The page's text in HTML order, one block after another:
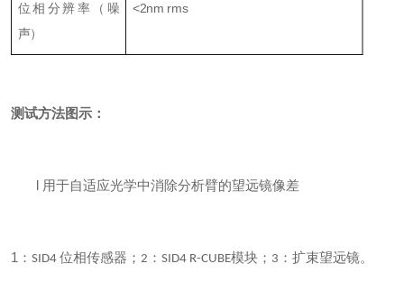
位相分辨率（噪
声）
<2nm rms
测试方法图示：
l 用于自适应光学中消除分析臂的望远镜像差
1 ： SID4 位相传感器； 2 ： SID4 R-CUBE模块； 3 ：扩束望远镜。